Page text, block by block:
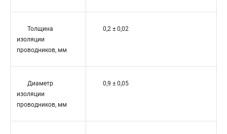
Толщина
изоляции
проводников, мм
0,2 ± 0,02
Диаметр
изоляции
проводников, мм
0,9 ± 0,05